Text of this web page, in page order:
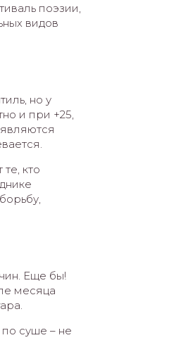
поэзии,
видов
но у
и при +25,
кто
Еще бы!
месяца
суше – не